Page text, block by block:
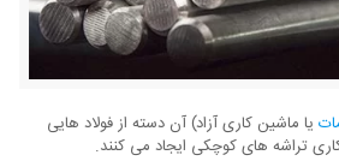
یا ماشین کاری آزاد) آن دسته از فولاد هایی
تراشه های کوچکی ایجاد می کنند.